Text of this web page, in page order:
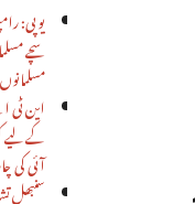
یوپی:
سچے
این ٹی
کے لیے
آئی کی
سنبھل